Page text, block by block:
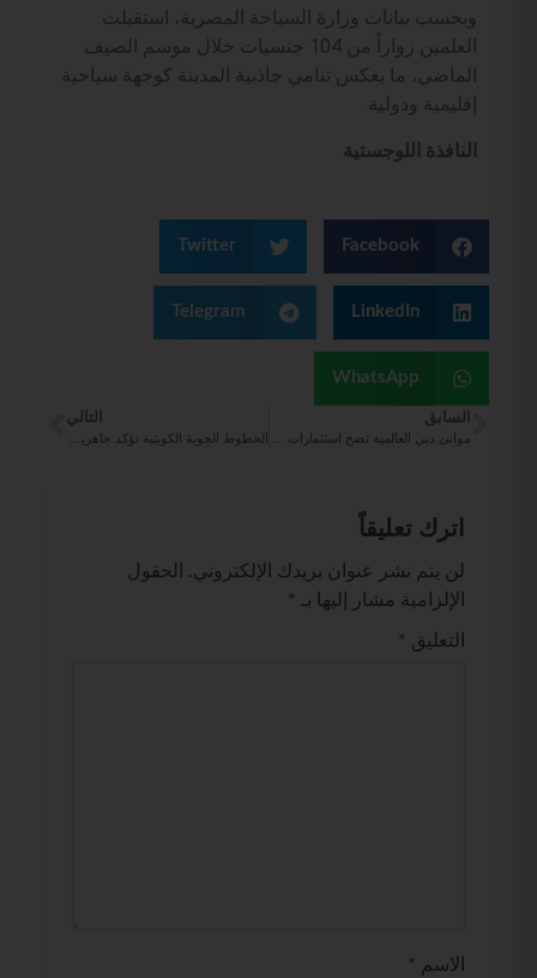
وبحسب بيانات وزارة السياحة المصرية، استقبلت
العلمين زواراً من 104 جنسيات خلال موسم الصيف
الماضي، ما يعكس تنامي جاذبية المدينة كوجهة سياحية
إقليمية ودولية.
النافذة اللوجستية
Facebook
Twitter
LinkedIn
Telegram
WhatsApp
السابق التالي
اترك تعليقاً
لن يتم نشر عنوان بريدك الإلكتروني.
الحقول
الإلزامية مشار إليها بـ
*
التعليق *
الاسم *